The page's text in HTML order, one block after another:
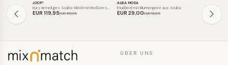
SALE
JOOP!
Kurzärmeliges Scuba-Kleid mit Reißversc…
EUR 119,95EUR 199,95
SALE
ALBA MODA
Etuikleid mit Blumenprint aus Scuba
EUR 29,00EUR 99,95
SALE
EUR 89
ÜBER UNS